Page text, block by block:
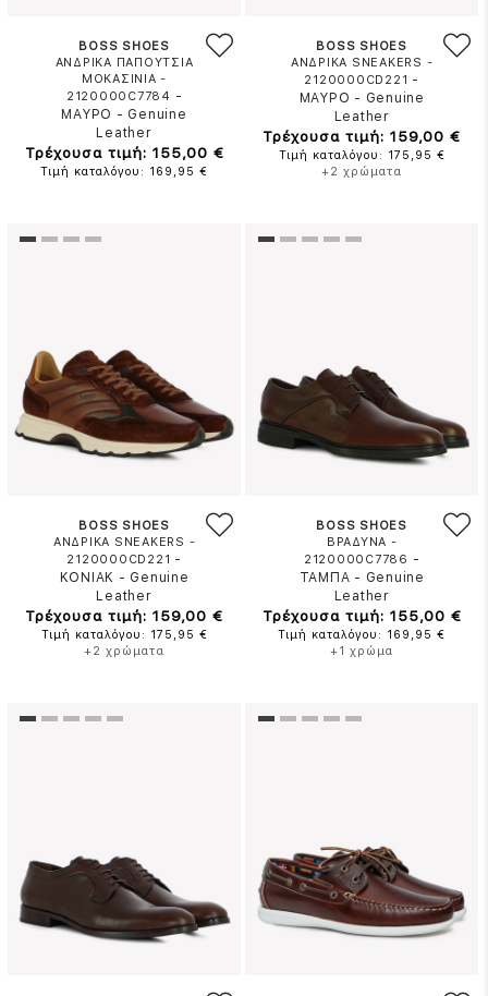
BOSS SHOES
ΑΝΔΡΙΚΑ ΠΑΠΟΥΤΣΙΑ
ΜΟΚΑΣΙΝΙΑ -
2120000C7784 -
ΜΑΥΡΟ - Genuine
Leather
Τρέχουσα τιμή: 155,00 €
Τιμή καταλόγου: 169,95 €
BOSS SHOES
ΑΝΔΡΙΚΑ SNEAKERS -
2120000CD221 -
ΜΑΥΡΟ - Genuine
Leather
Τρέχουσα τιμή: 159,00 €
Τιμή καταλόγου: 175,95 €
+2 χρώματα
BOSS SHOES
ΑΝΔΡΙΚΑ SNEAKERS -
2120000CD221 -
ΚΟΝΙΑΚ - Genuine
Leather
Τρέχουσα τιμή: 159,00 €
Τιμή καταλόγου: 175,95 €
+2 χρώματα
BOSS SHOES
ΒΡΑΔΥΝΑ -
2120000C7786 -
ΤΑΜΠΑ - Genuine
Leather
Τρέχουσα τιμή: 155,00 €
Τιμή καταλόγου: 169,95 €
+1 χρώμα